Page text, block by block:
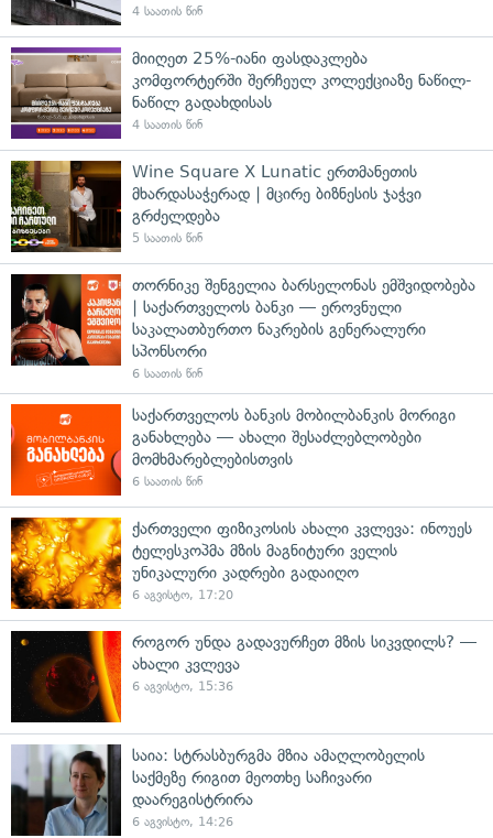
4 საათის წინ
მიიღეთ 25%-იანი ფასდაკლება
კომფორტერში შერჩეულ კოლექციაზე ნაწილ-
ნაწილ გადახდისას
4 საათის წინ
Wine Square X Lunatic ერთმანეთის
მხარდასაჭერად | მცირე ბიზნესის ჯაჭვი
გრძელდება
5 საათის წინ
თორნიკე შენგელია ბარსელონას ემშვიდობება
| საქართველოს ბანკი — ეროვნული
საკალათბურთო ნაკრების გენერალური
სპონსორი
6 საათის წინ
საქართველოს ბანკის მობილბანკის მორიგი
განახლება — ახალი შესაძლებლობები
მომხმარებლებისთვის
6 საათის წინ
ქართველი ფიზიკოსის ახალი კვლევა: ინოუეს
ტელესკოპმა მზის მაგნიტური ველის
უნიკალური კადრები გადაიღო
6 აგვისტო, 17:20
როგორ უნდა გადავურჩეთ მზის სიკვდილს? —
ახალი კვლევა
6 აგვისტო, 15:36
საია: სტრასბურგმა მზია ამაღლობელის
საქმეზე რიგით მეოთხე საჩივარი
დაარეგისტრირა
6 აგვისტო, 14:26